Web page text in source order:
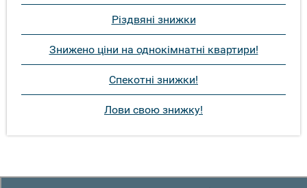
Різдвяні знижки
Знижено ціни на однокімнатні квартири!
Спекотні знижки!
Лови свою знижку!